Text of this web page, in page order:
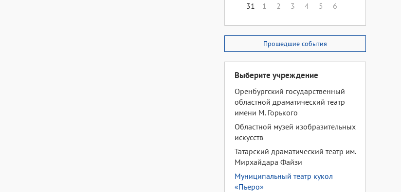
31
1 2 3 4 5 6
Прошедшие события
Выберите учреждение
Оренбургский государственный
областной драматический театр
имени М. Горького
Областной музей изобразительных
искусств
Татарский драматический театр им.
Мирхайдара Файзи
Муниципальный театр кукол
«Пьеро»